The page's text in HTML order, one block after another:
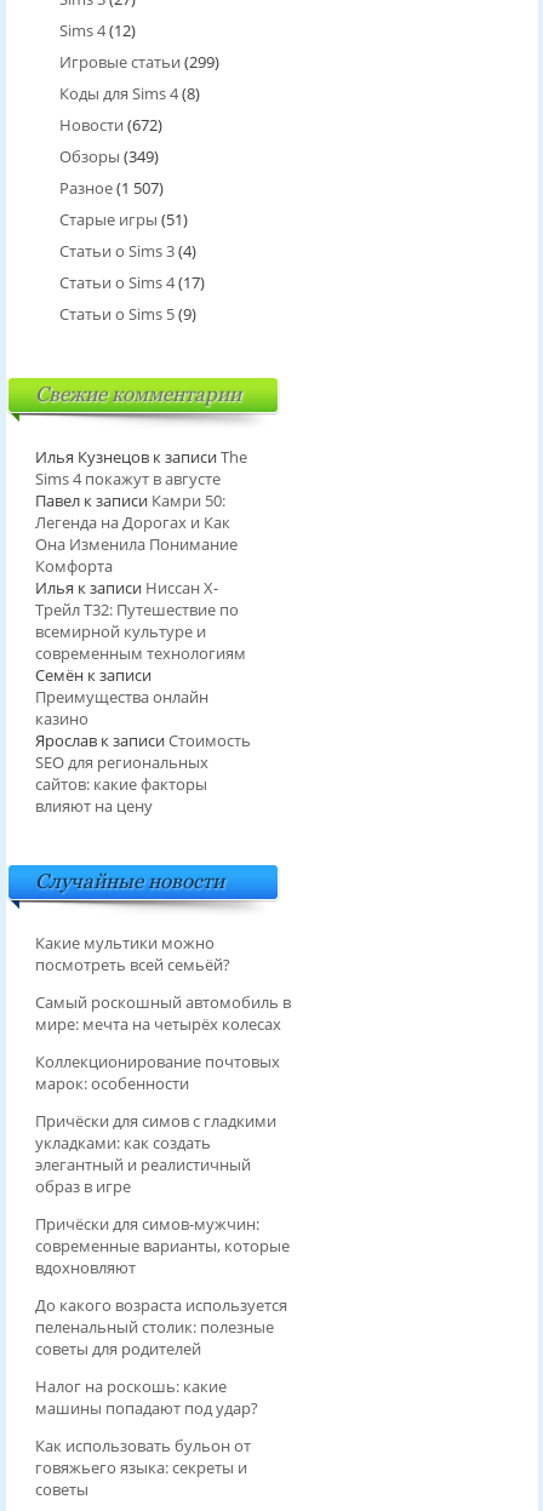
Sims 4(12)
Игровые статьи (299)
Коды для Sims 4(8)
Новости (672)
Обзоры (349)
Разное(1 507)
Старые игры (51)
Статьи о Sims 3(4)
Статьи о Sims 4(17)
Статьи о Sims 5(9)
Свежие комментарии
Илья Кузнецовк записиThe
Sims 4 покажут в августе
Павелк записи Камри 50:
Легенда на Дорогах и Как
Она Изменила Понимание
Комфорта
Илья к записи Ниссан Х-
Трейл T32: Путешествие по
всемирной культуре и
современным технологиям
Семёнк записи
Преимущества онлайн
казино
Ярославк записиСтоимость
SEO для региональных
сайтов: какие факторы
влияют на цену
Случайные новости
Какие мультики можно
посмотреть всей семьёй?
Самый роскошный автомобиль в
мире: мечта на четырёх колесах
Коллекционирование почтовых
марок: особенности
Причёски для симов с гладкими
укладками: как создать
элегантный и реалистичный
образ в игре
Причёски для симов‑мужчин:
современные варианты, которые
вдохновляют
До какого возраста используется
пеленальный столик: полезные
советы для родителей
Налог на роскошь: какие
машины попадают под удар?
Как использовать бульон от
говяжьего языка: секреты и
советы